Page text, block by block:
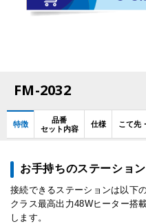
FM-2032
特徴
品番
セット内容
仕様 こて先
お手持ちのステーショ
接続できるステーションは以下の
クラス最高出力48Wヒーター搭
します。